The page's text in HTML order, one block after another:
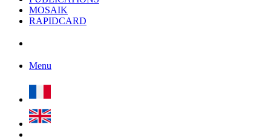
MOSAIK
RAPIDCARD
Menu